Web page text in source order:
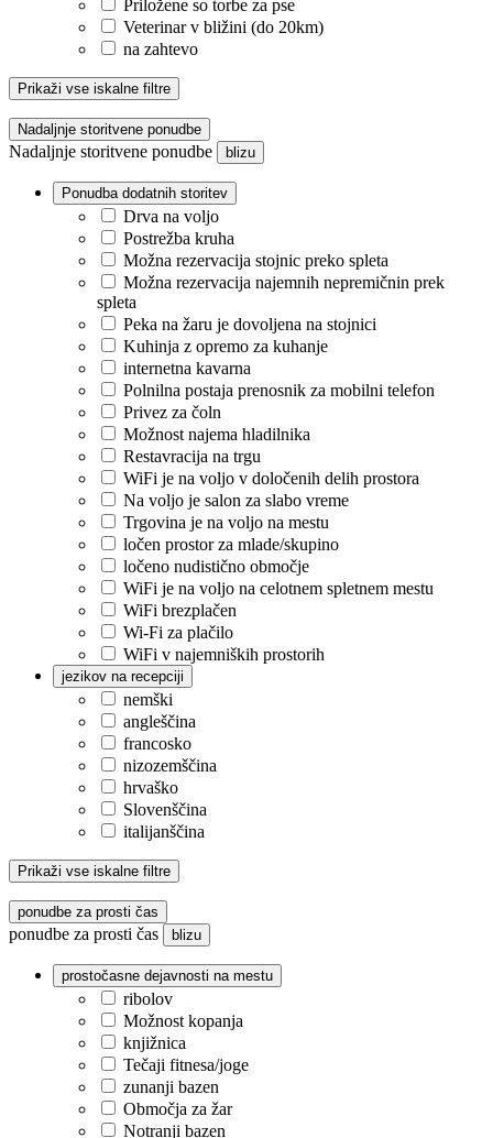
Priložene so torbe za pse
Veterinar v bližini (do 20km)
na zahtevo
Prikaži vse iskalne filtre
Nadaljnje storitvene ponudbe
Nadaljnje storitvene ponudbe blizu
Ponudba dodatnih storitev
Drva na voljo
Postrežba kruha
Možna rezervacija stojnic preko spleta
Možna rezervacija najemnih nepremičnin prek
spleta
Peka na žaru je dovoljena na stojnici
Kuhinja z opremo za kuhanje
internetna kavarna
Polnilna postaja prenosnik za mobilni telefon
Privez za čoln
Možnost najema hladilnika
Restavracija na trgu
WiFi je na voljo v določenih delih prostora
Na voljo je salon za slabo vreme
Trgovina je na voljo na mestu
ločen prostor za mlade/skupino
ločeno nudistično območje
WiFi je na voljo na celotnem spletnem mestu
WiFi brezplačen
Wi-Fi za plačilo
WiFi v najemniških prostorih
jezikov na recepciji
nemški
angleščina
francosko
nizozemščina
hrvaško
Slovenščina
italijanščina
Prikaži vse iskalne filtre
ponudbe za prosti čas
ponudbe za prosti čas blizu
prostočasne dejavnosti na mestu
ribolov
Možnost kopanja
knjižnica
Tečaji fitnesa/joge
zunanji bazen
Območja za žar
Notranji bazen